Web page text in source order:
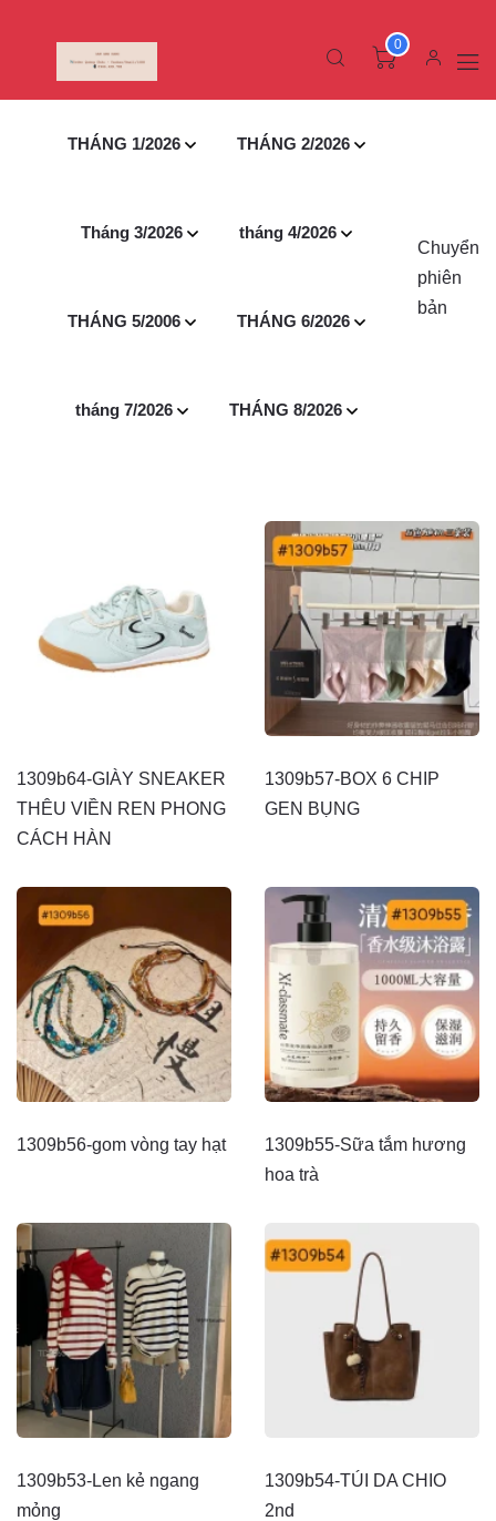
0
THÁNG 1/2026 THÁNG 2/2026
Tháng 3/2026 tháng 4/2026
THÁNG 5/2006 THÁNG 6/2026
tháng 7/2026 THÁNG 8/2026
Chuyển
phiên
bản
1309b64-GIÀY SNEAKER
THÊU VIỀN REN PHONG
CÁCH HÀN
1309b57-BOX 6 CHIP
GEN BỤNG
1309b56-gom vòng tay hạt
1309b55-Sữa tắm hương
hoa trà
1309b53-Len kẻ ngang
mỏng
1309b54-TÚI DA CHIO
2nd